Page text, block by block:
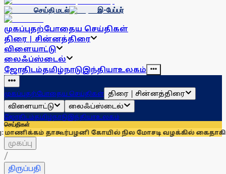
செய்தி மடல் இ-பேப்பர்
முகப்புதற்போதைய செய்திகள்
திரை | சின்னத்திரை
விளையாட்டு
லைஃப்ஸ்டைல்
ஜோதிடம்தமிழ்நாடுஇந்தியாஉலகம்
முகப்புதற்போதைய செய்திகள் திரை | சின்னத்திரை
விளையாட்டு
லைஃப்ஸ்டைல்
ஜோதிடம்தமிழ்நாடுஇந்தியாஉலகம்
செய்திகள்
தாகூர்பழனி கோயில் நில மோசடி வழக்கில் கைதாகி சிறையில்
முகப்பு
/
திருப்பதி